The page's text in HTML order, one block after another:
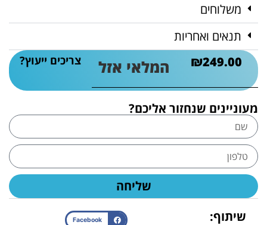
משלוחים
תנאים ואחריות
₪249.00 המלאי אזל צריכים ייעוץ?
מעוניינים שנחזור אליכם?
שליחה
שיתוף:
Facebook